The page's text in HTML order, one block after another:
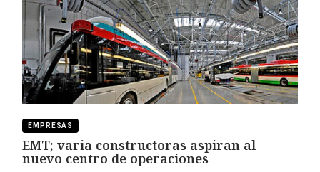
EMPRESAS
EMT; varia constructoras aspiran al
nuevo centro de operaciones